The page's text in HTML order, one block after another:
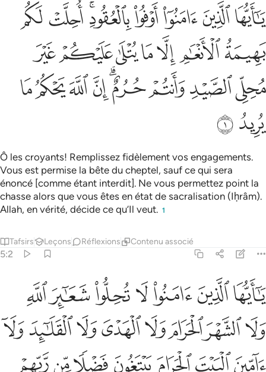
يا ايها الذين امنوا اوفوا بالعقود احلت لكم بهيمة الانعام الا ما يتلى
يَـٰٓأَيُّهَا ٱلَّذِينَ ءَامَنُوٓا۟ أَوْفُوا۟ بِٱلْعُقُودِ ۚ أُحِلَّتْ لَكُم بَهِيمَةُ ٱلْأَنْعَـٰمِ إِلَّا مَا
ﱺﱻﱼﱽﱾﱿﲀﲁ
ﲂﲃﲄﲅﲆﲇﲈ
ﲉﲊﲋﲌﲍﲎﲏﲐﲑ
ﲒﲓ
Ô les croyants! Remplissez fidèlement vos engagements.
Vous est permise la bête du cheptel, sauf ce qui sera
énoncé [comme étant interdit]. Ne vous permettez point la
chasse alors que vous êtes en état de sacralisation (Iḥrâm).
Allah, en vérité, décide ce qu’Il veut. 1
Tafsirs Leçons Réflexions Contenu associé
5:2
يا ايها الذين امنوا لا تحلوا شعاير الله ولا الشهر الحرام ولا الهدي
يَـٰٓأَيُّهَا ٱلَّذِينَ ءَامَنُوا۟ لَا تُحِلُّوا۟ شَعَـٰٓئِرَ ٱللَّهِ وَلَا ٱلشَّهْرَ
ﲔﲕﲖﲗﲘﲙﲚ
ﲛﲜﲝﲞﲟﲠﲡﲢ